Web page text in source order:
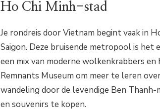
Ho Chi Minh-stad
Je rondreis door Vietnam begint vaak in
Saigon. Deze bruisende metropool is het
een mix van moderne wolkenkrabbers
Remnants Museum om meer te leren
wandeling door de levendige Ben
en souvenirs te kopen.